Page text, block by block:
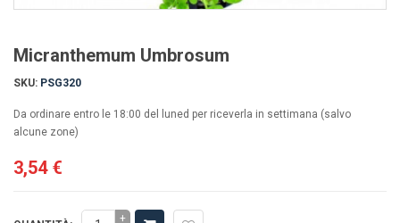
Micranthemum Umbrosum
SKU: PSG320
Da ordinare entro le 18:00 del luned per riceverla in settimana (salvo
alcune zone)
3,54 €
+